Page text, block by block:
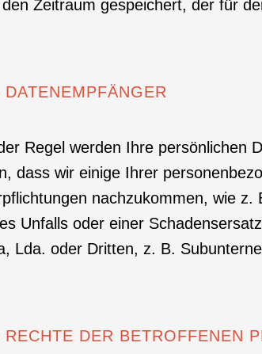
Zeitraum gespeichert, der für
DATENEMPFÄNGER
Regel werden Ihre persönlichen
dass wir einige Ihrer
nachzukommen, wie
Unfalls oder einer
Lda. oder Dritten, z. B.
RECHTE DER BETROFFENEN